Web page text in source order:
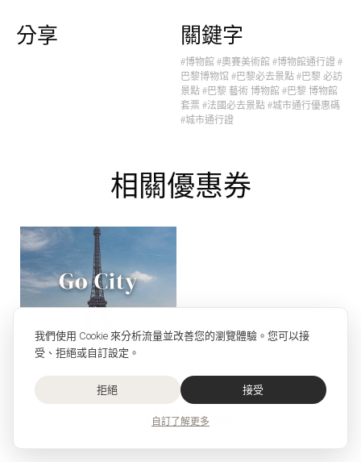
我們使用 Cookie 來分析流量並改善您的瀏覽體驗。您可以接
受、拒絕或自訂設定。
拒絕 接受
自訂 了解更多
分享 關鍵字
#博物館 #奧賽美術館 #博物館通行證 #
巴黎博物馆 #巴黎必去景點 #巴黎 必訪
景點 #巴黎 藝術 博物館 #巴黎 博物館
套票 #法國必去景點 #城市通行優惠碼
#城市通行證
相關優惠券
相關文章